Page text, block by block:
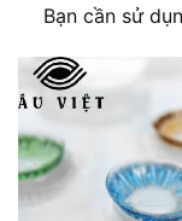
Bạn cần sử